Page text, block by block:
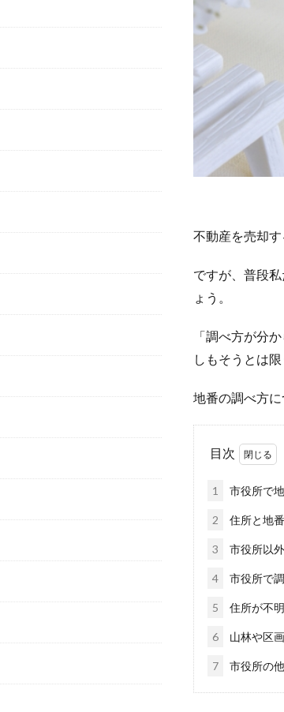
不動産を売却
ですが、普段
ょう。
「調べ方が分
しもそうとは限
地番の調べ方
目次
1 市役所で
2 住所と地
3 市役所以
4 市役所で
5 住所が不
6 山林や区
7 市役所の